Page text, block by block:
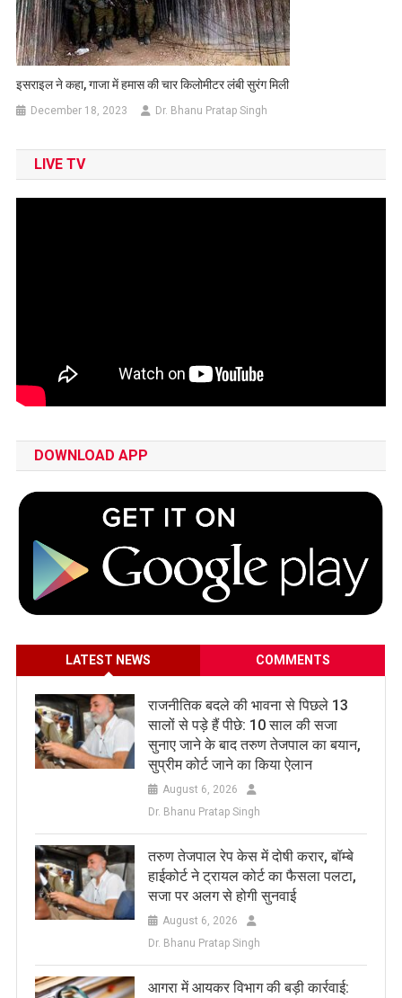
इसराइल ने कहा, गाजा में हमास की चार किलोमीटर लंबी सुरंग मिली
December 18, 2023 Dr. Bhanu Pratap Singh
LIVE TV
DOWNLOAD APP
LATEST NEWS COMMENTS
राजनीतिक बदले की भावना से पिछले 13
सालों से पड़े हैं पीछे: 10 साल की सजा
सुनाए जाने के बाद तरुण तेजपाल का बयान,
सुप्रीम कोर्ट जाने का किया ऐलान
August 6, 2026
Dr. Bhanu Pratap Singh
तरुण तेजपाल रेप केस में दोषी करार, बॉम्बे
हाईकोर्ट ने ट्रायल कोर्ट का फैसला पलटा,
सजा पर अलग से होगी सुनवाई
August 6, 2026
Dr. Bhanu Pratap Singh
आगरा में आयकर विभाग की बड़ी कार्रवाई: